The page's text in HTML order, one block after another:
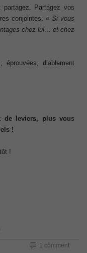
partagez. Partagez vos
conjointes. «Si vous
chez lui… et chez
diablement
de leviers, plus vous
!
!
1 comment